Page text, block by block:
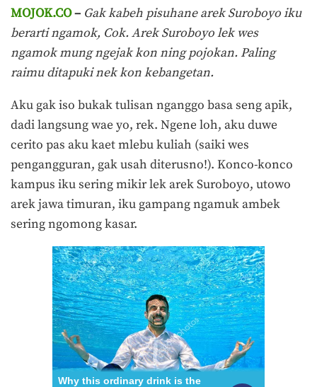
MOJOK.CO– Gak kabeh pisuhane arek Suroboyo iku
berarti ngamok, Cok. Arek Suroboyo lek wes
ngamok mung ngejak kon ning pojokan. Paling
raimu ditapuki nek kon kebangetan.
Aku gak iso bukak tulisan nganggo basa seng apik,
dadi langsung wae yo, rek. Ngene loh, aku duwe
cerito pas aku kaet mlebu kuliah (saiki wes
pengangguran, gak usah diterusno!). Konco-konco
kampus iku sering mikir lek arek Suroboyo, utowo
arek jawa timuran, iku gampang ngamuk ambek
sering ngomong kasar.